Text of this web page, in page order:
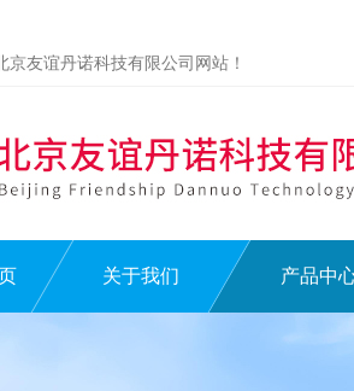
京友谊丹诺科技有限公司网站！
关于我们 产品中